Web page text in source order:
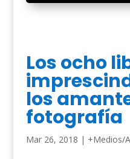
Los ocho
los
fotografía
Mar 26, 2018 | +Medios/